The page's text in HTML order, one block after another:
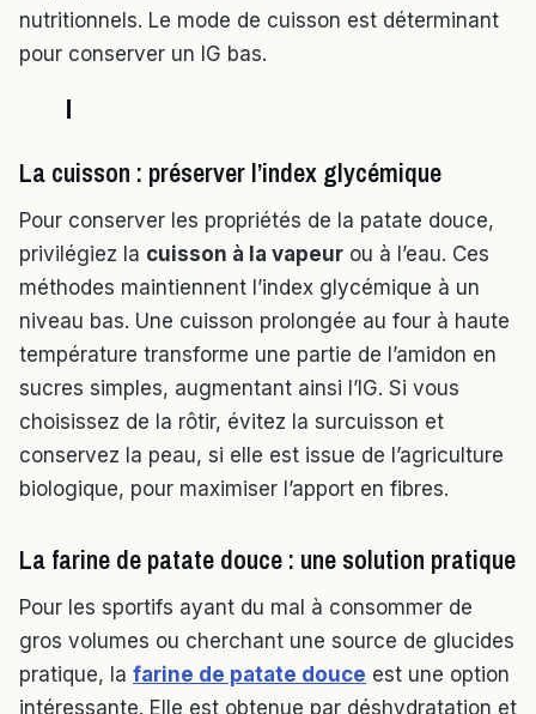
nutritionnels. Le mode de cuisson est déterminant
pour conserver un IG bas.
La cuisson : préserver l’index glycémique
Pour conserver les propriétés de la patate douce,
privilégiez la cuisson à la vapeur ou à l’eau. Ces
méthodes maintiennent l’index glycémique à un
niveau bas. Une cuisson prolongée au four à haute
température transforme une partie de l’amidon en
sucres simples, augmentant ainsi l’IG. Si vous
choisissez de la rôtir, évitez la surcuisson et
conservez la peau, si elle est issue de l’agriculture
biologique, pour maximiser l’apport en fibres.
La farine de patate douce : une solution pratique
Pour les sportifs ayant du mal à consommer de
gros volumes ou cherchant une source de glucides
pratique, la farine de patate douce est une option
intéressante. Elle est obtenue par déshydratation et